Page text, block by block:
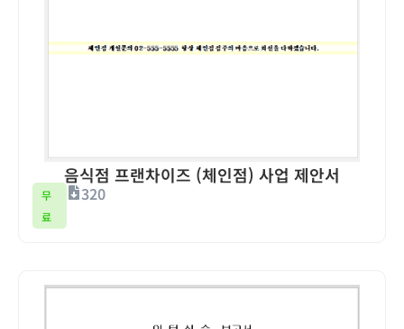
음식점 프랜차이즈 (체인점) 사업 제안서
무
료
320